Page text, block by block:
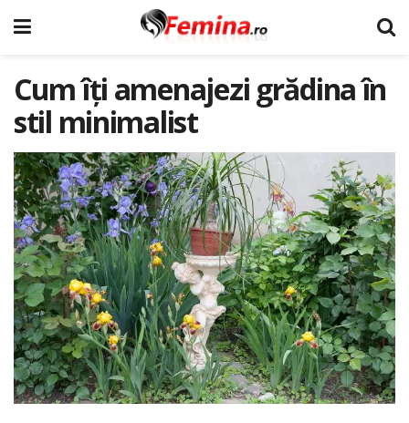
Cum îți amenajezi grădina în
stil minimalist